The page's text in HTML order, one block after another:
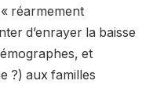
réarmement
d’enrayer la baisse
et
?) aux familles